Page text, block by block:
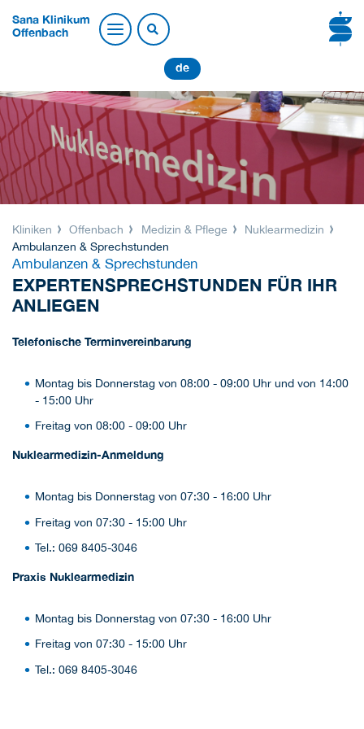
Sana Klinikum
Offenbach
de
Kliniken Offenbach Medizin & Pflege
Nuklearmedizin
Ambulanzen & Sprechstunden
Ambulanzen & Sprechstunden
EXPERTENSPRECHSTUNDEN FÜR IHR
ANLIEGEN
Telefonische Terminvereinbarung
Montag bis Donnerstag von 08:00 - 09:00 Uhr und von 14:00
- 15:00 Uhr
Freitag von 08:00 - 09:00 Uhr
Nuklearmedizin-Anmeldung
Montag bis Donnerstag von 07:30 - 16:00 Uhr
Freitag von 07:30 - 15:00 Uhr
Tel.: 069 8405-3046
Praxis Nuklearmedizin
Montag bis Donnerstag von 07:30 - 16:00 Uhr
Freitag von 07:30 - 15:00 Uhr
Tel.: 069 8405-3046